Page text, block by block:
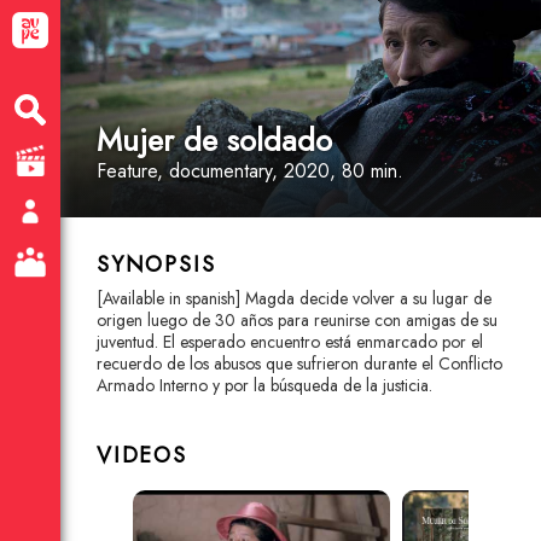
Mujer de soldado
Feature, documentary, 2020, 80 min.
SYNOPSIS
[Available in spanish] Magda decide volver a su lugar de
origen luego de 30 años para reunirse con amigas de su
juventud. El esperado encuentro está enmarcado por el
recuerdo de los abusos que sufrieron durante el Conflicto
Armado Interno y por la búsqueda de la justicia.
VIDEOS